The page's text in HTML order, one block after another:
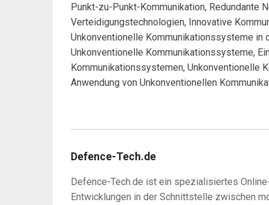
Punkt-zu-Punkt-Kommunikation, Redundante
Verteidigungstechnologien, Innovative
Unkonventionelle Kommunikationssysteme in
Unkonventionelle Kommunikationssysteme,
Kommunikationssystemen, Unkonventionelle
Anwendung von Unkonventionellen
Defence-Tech.de
Defence-Tech.de ist ein spezialisiertes
Entwicklungen in der Schnittstelle zwischen